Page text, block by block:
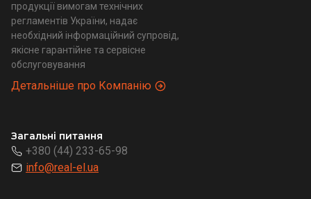
продукції вимогам технічних
регламентів України, надає
необхідний інформаційний супровід,
якісне гарантійне та сервісне
обслуговування
Детальніше про Компанію
Загальні питання
+380 (44) 233-65-98
info@real-el.ua